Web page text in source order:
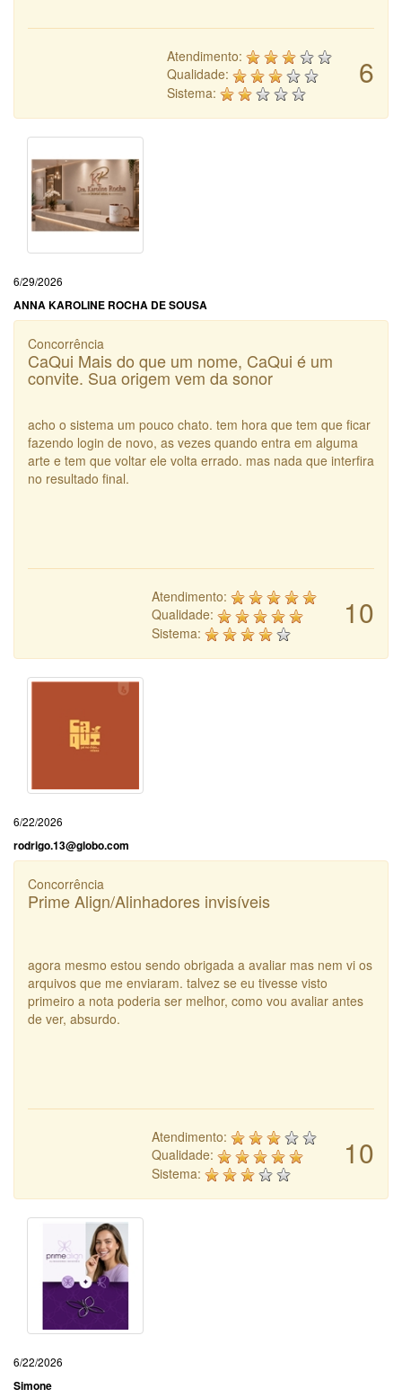
6
Atendimento:
Qualidade:
Sistema:
6/29/2026
ANNA KAROLINE ROCHA DE SOUSA
Concorrência
CaQui Mais do que um nome, CaQui é um
convite. Sua origem vem da sonor
acho o sistema um pouco chato. tem hora que tem que ficar
fazendo login de novo, as vezes quando entra em alguma
arte e tem que voltar ele volta errado. mas nada que interfira
no resultado final.
10
Atendimento:
Qualidade:
Sistema:
6/22/2026
rodrigo.13@globo.com
Concorrência
Prime Align/Alinhadores invisíveis
agora mesmo estou sendo obrigada a avaliar mas nem vi os
arquivos que me enviaram. talvez se eu tivesse visto
primeiro a nota poderia ser melhor, como vou avaliar antes
de ver, absurdo.
10
Atendimento:
Qualidade:
Sistema:
6/22/2026
Simone